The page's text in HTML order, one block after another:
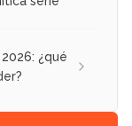
¿qué